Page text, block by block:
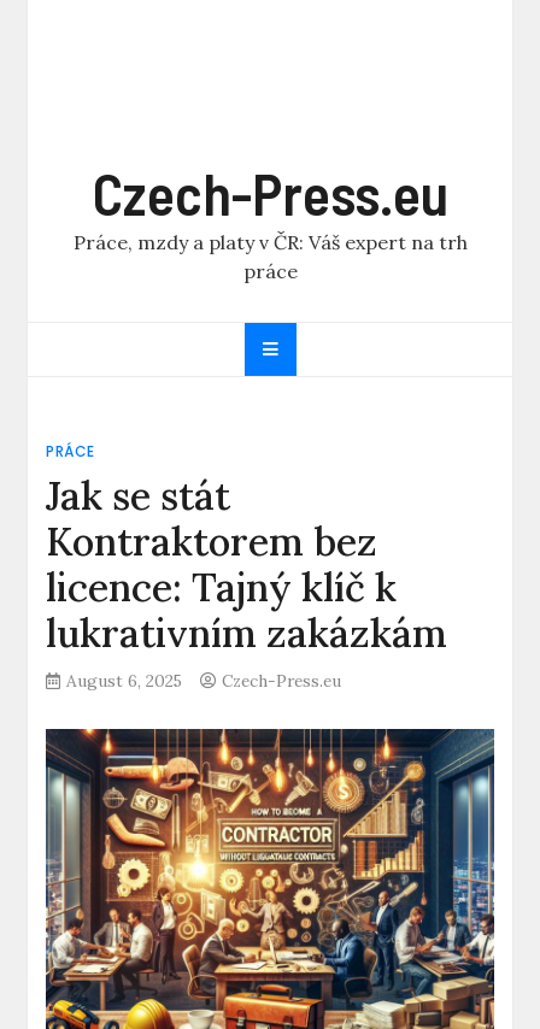
Czech-Press.eu
Práce, mzdy a platy v ČR: Váš expert na trh
práce
PRÁCE
Jak se stát
Kontraktorem bez
licence: Tajný klíč k
lukrativním zakázkám
August 6, 2025 Czech-Press.eu